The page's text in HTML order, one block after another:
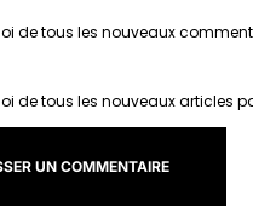
de tous les nouveaux
de tous les nouveaux articles